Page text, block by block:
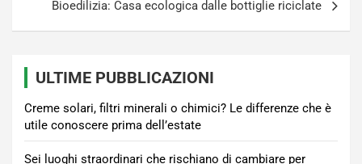
Bioedilizia: Casa ecologica dalle bottiglie riciclate
ULTIME PUBBLICAZIONI
Creme solari, filtri minerali o chimici? Le differenze che è
utile conoscere prima dell’estate
Sei luoghi straordinari che rischiano di cambiare per